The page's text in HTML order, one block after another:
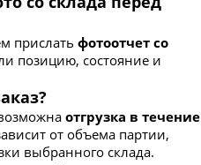
прислать фотоотчет со
позицию, состояние и
отгрузка в течение
от объема партии,
выбранного склада.